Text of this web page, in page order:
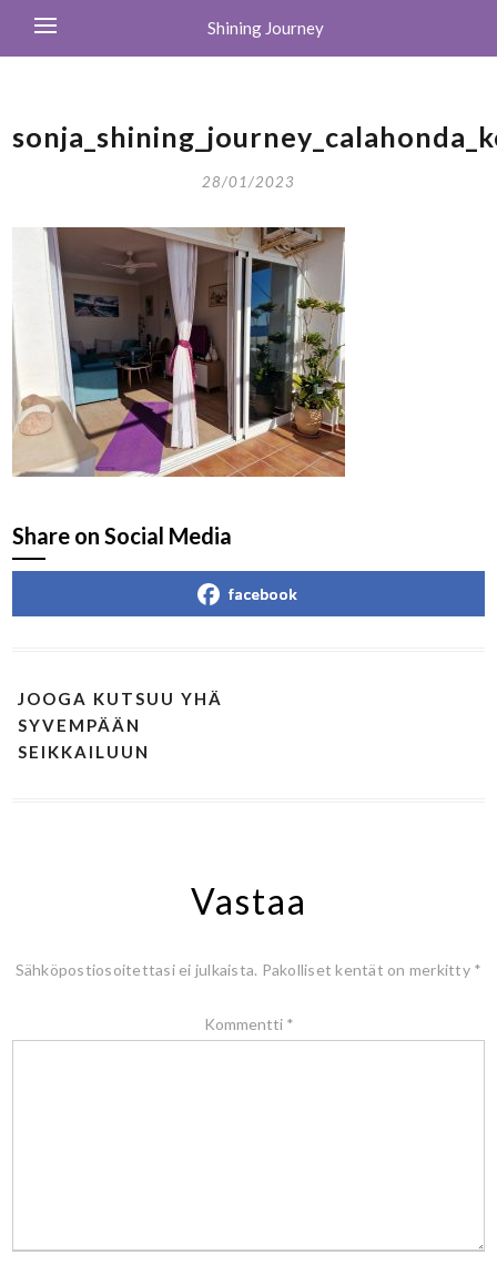
Shining Journey
28/01/2023
Share on Social Media
facebook
JOOGA KUTSUU YHÄ
SYVEMPÄÄN
SEIKKAILUUN
Vastaa
Sähköpostiosoitettasi ei julkaista. Pakolliset kentät on merkitty *
Kommentti *